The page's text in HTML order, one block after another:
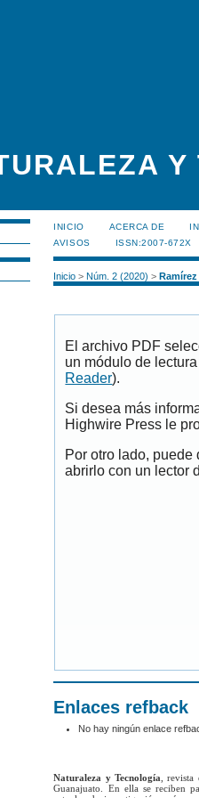
Y
INICIO ACERCA DE
AVISOS
ISSN:2007-672X
Inicio >Núm. 2 (2020) >
El archivo PDF
un módulo de
Reader).
Si desea más
Highwire Press le
Por otro lado,
abrirlo con un lector
Enlaces refback
No hay ningún enlace
Naturaleza y Tecnología ,
Guanajuato. En ella se reciben